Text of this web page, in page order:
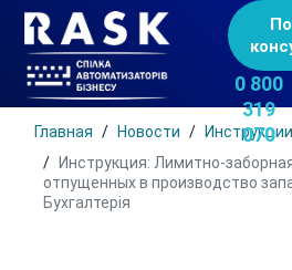
0 800
319
070
Главная Новости
Инструкция: Лимитно-
отпущенных в производство
Бухгалтерія